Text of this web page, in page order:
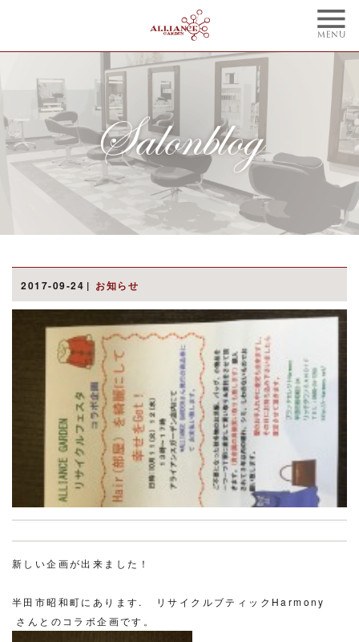
トップ
CONCEPT
コンセプト
NAIL
ネイル
BLOG
ブログ
STYLE
スタイル
STAFF
スタッフ
メニュー
WEBCOUPON
ウェブクーポン
リクルート
ご予約はこちらから
2017-09-24 お知らせ
新しい企画が出来ました！
半田市昭和町にあります. リサイクルブティック Harmony
さんとのコラボ企画です。